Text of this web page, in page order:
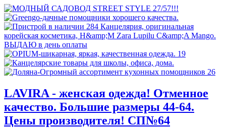
LAVIRA - женская одежда! Отменное
качество. Большие размеры 44-64.
Цены производителя! СП№64